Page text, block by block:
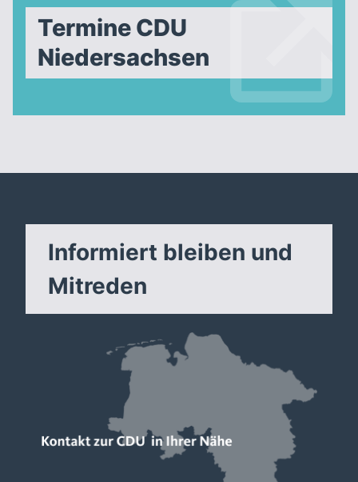
Termine CDU
Niedersachsen
Informiert bleiben und
Mitreden